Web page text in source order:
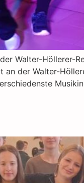
Walter-Höllerer-
der Walter-